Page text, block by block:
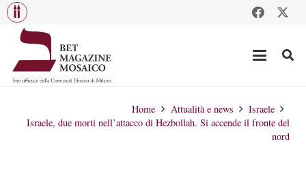
Home Attualità e news
Israele
Israele, due morti nell’attacco di Hezbollah. Si accende il fronte del
nord